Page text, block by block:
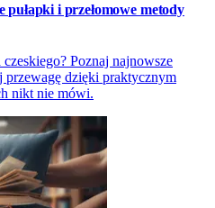
i przełomowe metody
Poznaj najnowsze
przewagę dzięki praktycznym
nikt nie mówi.